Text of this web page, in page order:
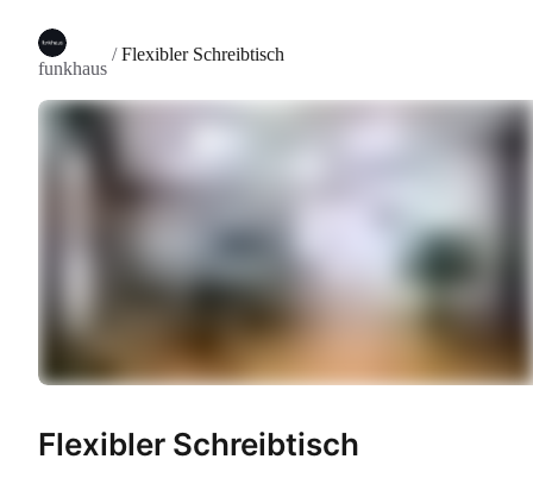
funkhaus
/Flexibler Schreibtisch
Flexibler Schreibtisch